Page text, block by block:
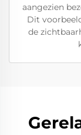
aangezien
Dit
de